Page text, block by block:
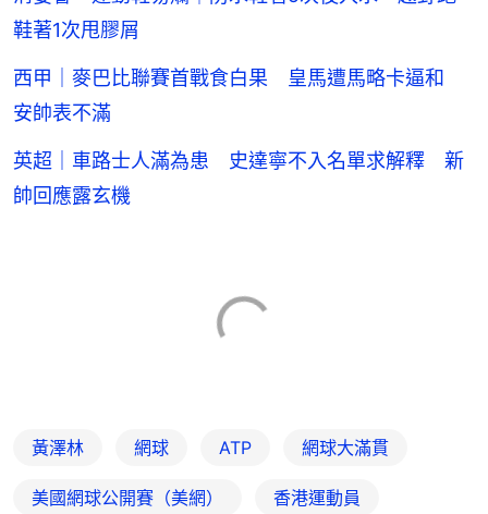
鞋著1次甩膠屑
西甲｜麥巴比聯賽首戰食白果 皇馬遭馬略卡逼和
安帥表不滿
英超｜車路士人滿為患 史達寧不入名單求解釋 新
帥回應露玄機
黃澤林 網球 ATP 網球大滿貫
美國網球公開賽（美網） 香港運動員